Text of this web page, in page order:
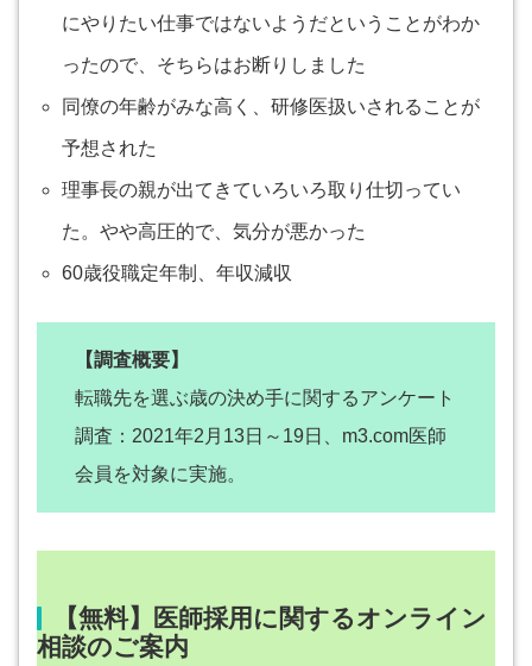
にやりたい仕事ではないようだということがわか
ったので、そちらはお断りしました
同僚の年齢がみな高く、研修医扱いされることが
予想された
理事長の親が出てきていろいろ取り仕切ってい
た。やや高圧的で、気分が悪かった
60歳役職定年制、年収減収
【調査概要】
転職先を選ぶ歳の決め手に関するアンケート
調査：2021年2月13日～19日、m3.com医師
会員を対象に実施。
【無料】医師採用に関するオンライン
相談のご案内